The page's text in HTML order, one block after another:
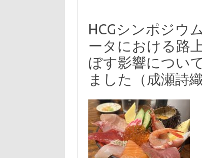
HCGシンポジウ
ータにおける路
ぼす影響につい
ました（成瀬詩織